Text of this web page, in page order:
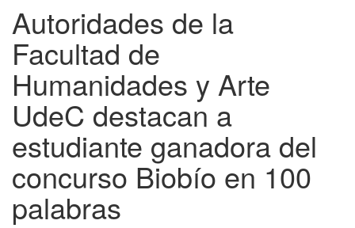
Autoridades de la
Facultad de
Humanidades y Arte
UdeC destacan a
estudiante ganadora del
concurso Biobío en 100
palabras